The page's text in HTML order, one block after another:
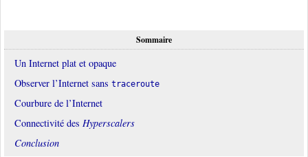
Sommaire
Un Internet plat et opaque
Observer l’Internet sans traceroute
Courbure de l’Internet
Connectivité des Hyperscalers
Conclusion